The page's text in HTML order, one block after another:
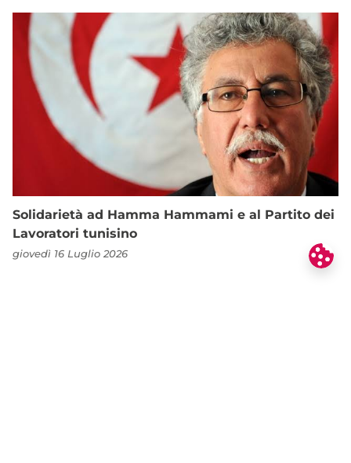
Solidarietà ad Hamma Hammami e al Partito dei
Lavoratori tunisino
giovedì 16 Luglio 2026